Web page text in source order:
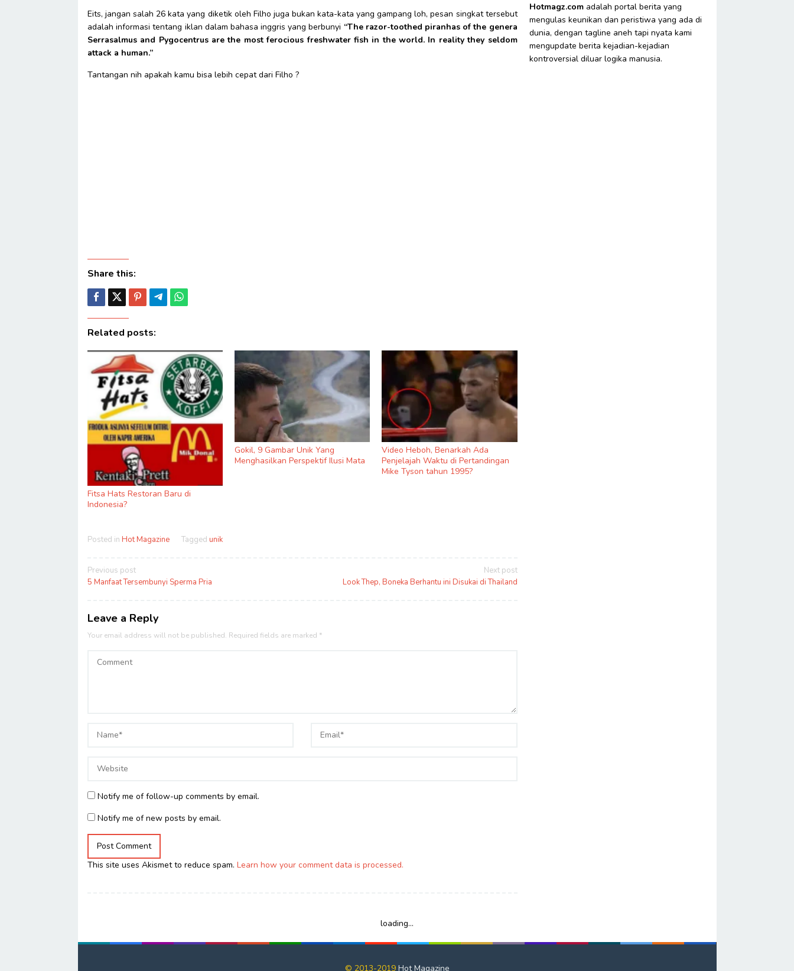
Eits, jangan salah 26 kata yang diketik oleh Filho juga bukan kata-kata yang gampang loh, pesan singkat tersebut
adalah informasi tentang iklan dalam bahasa inggris yang berbunyi “The razor-toothed piranhas of the genera
Serrasalmus and Pygocentrus are the most ferocious freshwater fish in the world. In reality they seldom
attack a human.”
Tantangan nih apakah kamu bisa lebih cepat dari Filho ?
Share this:
Related posts:
Fitsa Hats Restoran Baru di
Indonesia?
Gokil, 9 Gambar Unik Yang
Menghasilkan Perspektif Ilusi Mata
Video Heboh, Benarkah Ada
Penjelajah Waktu di Pertandingan
Mike Tyson tahun 1995?
Posted in Hot Magazine Tagged unik
Post
navigation
Previous post
5 Manfaat Tersembunyi Sperma Pria
Next post
Look Thep, Boneka Berhantu ini Disukai di Thailand
Leave a Reply
Your email address will not be published. Required fields are marked *
Notify me of follow-up comments by email.
Notify me of new posts by email.
This site uses Akismet to reduce spam. Learn how your comment data is processed.
Hotmagz.comadalah portal berita yang
mengulas keunikan dan peristiwa yang ada di
dunia, dengan tagline aneh tapi nyata kami
mengupdate berita kejadian-kejadian
kontroversial diluar logika manusia.
loading...
© 2013-2019 Hot Magazine